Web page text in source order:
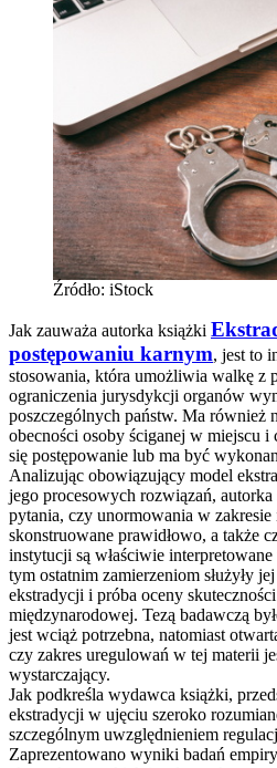
Źródło: iStock
Jak zauważa autorka książki
postępowaniu karnym, jest to
stosowania, która umożliwia walkę z
ograniczenia jurysdykcji organów
poszczególnych państw. Ma również
obecności osoby ściganej w miejscu
się postępowanie lub ma być
Analizując obowiązujący model
jego procesowych rozwiązań, autorka
pytania, czy unormowania w
skonstruowane prawidłowo, a także
instytucji są właściwie
tym ostatnim zamierzeniom służyły
ekstradycji i próba oceny
międzynarodowej. Tezą badawczą
jest wciąż potrzebna, natomiast
czy zakres uregulowań w tej materii
wystarczający.
Jak podkreśla wydawca książki,
ekstradycji w ujęciu szeroko
szczególnym uwzględnieniem
Zaprezentowano wyniki badań